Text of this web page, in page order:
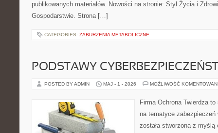
publikowanych materiałów. Nowości na stronie: Styl Życia i
Gospodarstwie. Strona […]
CATEGORIES: ZABURZENIA METABOLICZNE
PODSTAWY
POSTED BY ADMIN MAJ - 1 - 2026 MOŻLIWOŚĆ
Firma Ochrona Twierdza
na tematyce
została stworzona z